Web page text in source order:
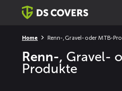
Skiplinks
Home Renn-, Gravel- oder MTB-
Renn-, Gravel-
Produkte